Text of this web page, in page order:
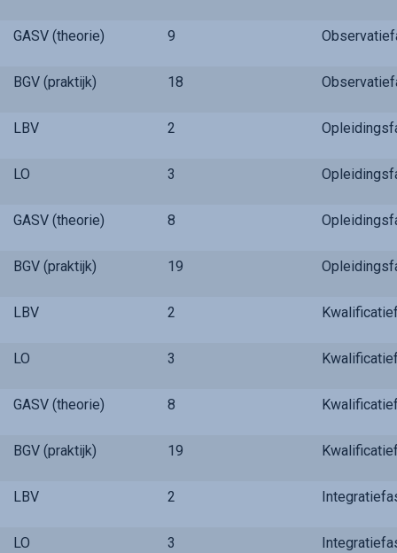
GASV (theorie) 9
BGV (praktijk) 18
LBV 2
LO 3
GASV (theorie) 8
BGV (praktijk) 19
LBV 2
LO 3
GASV (theorie) 8
BGV (praktijk) 19
LBV 2
LO 3